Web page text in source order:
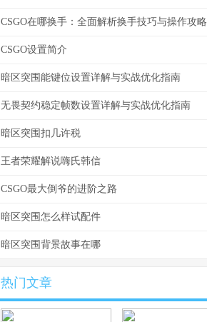
CSGO在哪换手：全面解析换手技巧与操作攻略
CSGO设置简介
暗区突围能键位设置详解与实战优化指南
无畏契约稳定帧数设置详解与实战优化指南
暗区突围扣几许税
王者荣耀解说嗨氏韩信
CSGO最大倒爷的进阶之路
暗区突围怎么样试配件
暗区突围背景故事在哪
热门文章